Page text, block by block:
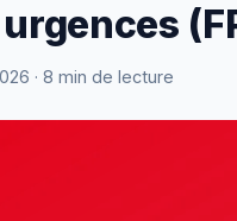
· 8 min de lecture